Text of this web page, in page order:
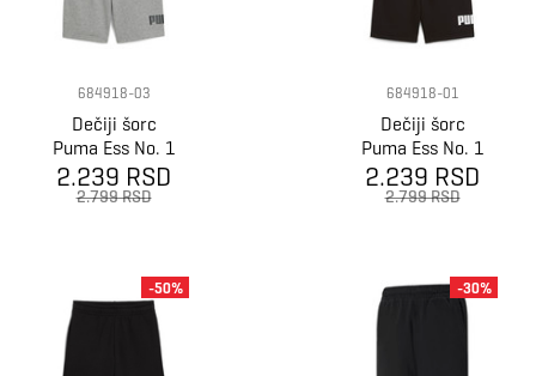
684918-03
Dečiji šorc
Puma Ess No. 1
Logo Shorts Tr
B
2.239 RSD
2.799 RSD
684918-01
Dečiji šorc
Puma Ess No. 1
Logo Shorts Tr
B
2.239 RSD
2.799 RSD
-50% -30%